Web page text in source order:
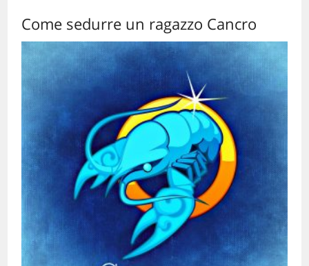
Come sedurre un ragazzo Cancro